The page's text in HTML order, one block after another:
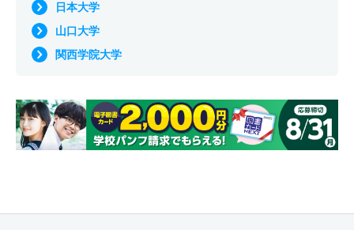
日本大学
山口大学
関西学院大学